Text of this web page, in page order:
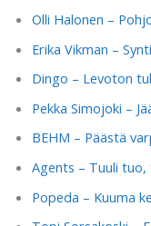
Olli Halonen –
Erika Vikman –
Dingo – Levoton
Pekka Simojoki –
BEHM – Päästä
Agents – Tuuli tuo,
Popeda – Kuuma